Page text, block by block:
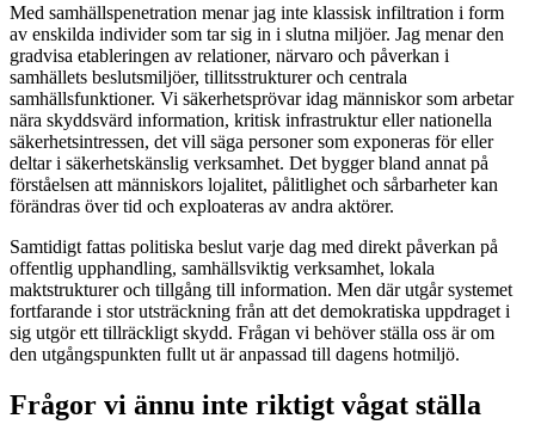
Med samhällspenetration menar jag inte klassisk infiltration i form
av enskilda individer som tar sig in i slutna miljöer. Jag menar den
gradvisa etableringen av relationer, närvaro och påverkan i
samhällets beslutsmiljöer, tillitsstrukturer och centrala
samhällsfunktioner. Vi säkerhetsprövar idag människor som arbetar
nära skyddsvärd information, kritisk infrastruktur eller nationella
säkerhetsintressen, det vill säga personer som exponeras för eller
deltar i säkerhetskänslig verksamhet. Det bygger bland annat på
förståelsen att människors lojalitet, pålitlighet och sårbarheter kan
förändras över tid och exploateras av andra aktörer.
Samtidigt fattas politiska beslut varje dag med direkt påverkan på
offentlig upphandling, samhällsviktig verksamhet, lokala
maktstrukturer och tillgång till information. Men där utgår systemet
fortfarande i stor utsträckning från att det demokratiska uppdraget i
sig utgör ett tillräckligt skydd. Frågan vi behöver ställa oss är om
den utgångspunkten fullt ut är anpassad till dagens hotmiljö.
Frågor vi ännu inte riktigt vågat ställa